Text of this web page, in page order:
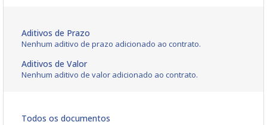
Aditivos de Prazo
Nenhum aditivo de prazo adicionado ao contrato.
Aditivos de Valor
Nenhum aditivo de valor adicionado ao contrato.
Todos os documentos